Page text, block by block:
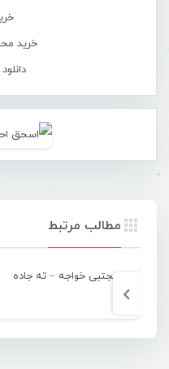
خرید
مطالب مرتبط
مجتبی خواجه – ته جاده